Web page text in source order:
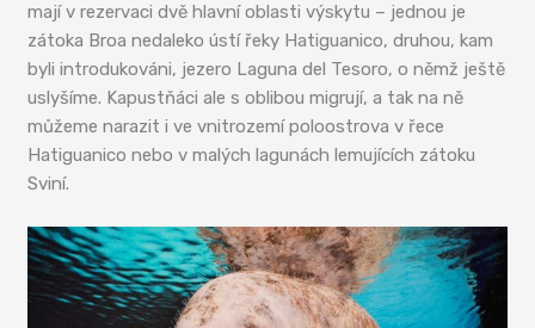
mají v rezervaci dvě hlavní oblasti výskytu – jednou je
zátoka Broa nedaleko ústí řeky Hatiguanico, druhou, kam
byli introdukováni, jezero Laguna del Tesoro, o němž ještě
uslyšíme. Kapustňáci ale s oblibou migrují, a tak na ně
můžeme narazit i ve vnitrozemí poloostrova v řece
Hatiguanico nebo v malých lagunách lemujících zátoku
Sviní.